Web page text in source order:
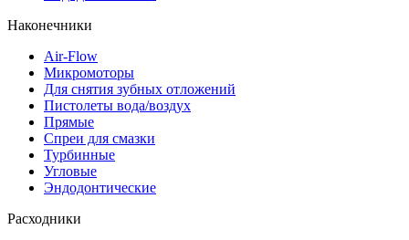
Наконечники
Air-Flow
Микромоторы
Для снятия зубных отложений
Пистолеты вода/воздух
Прямые
Спреи для смазки
Турбинные
Угловые
Эндодонтические
Расходники